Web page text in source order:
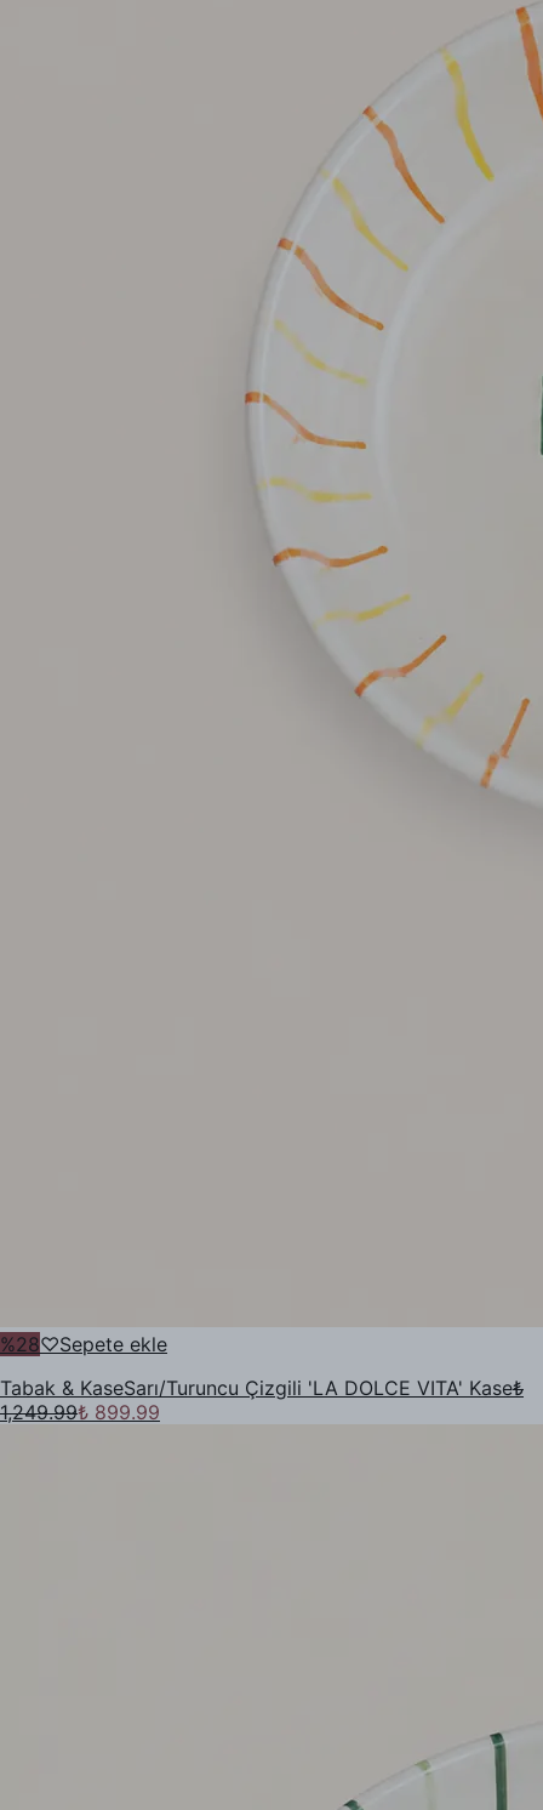
%28♡Sepete ekle
Tabak & KaseSarı/Turuncu Çizgili 'LA DOLCE VITA' Kase₺
1,249.99₺ 899.99